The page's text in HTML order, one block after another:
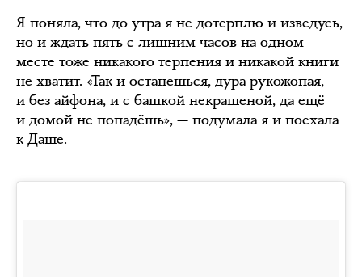
Я поняла, что до утра я не дотерплю и изведусь,
но и ждать пять с лишним часов на одном
месте тоже никакого терпения и никакой книги
не хватит. «Так и останешься, дура рукожопая,
и без айфона, и с башкой некрашеной, да ещё
и домой не попадёшь», — подумала я и поехала
к Даше.